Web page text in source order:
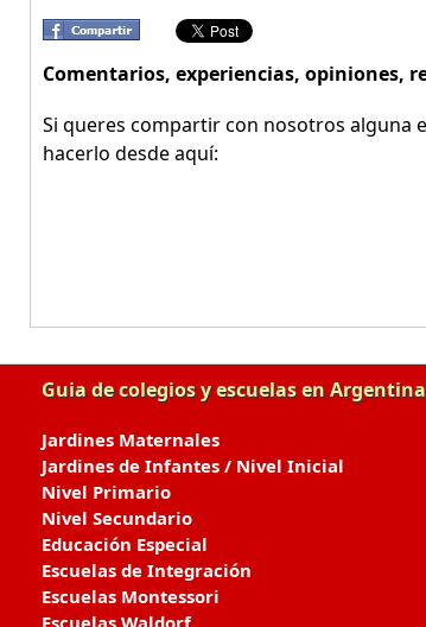
Comentarios, experiencias, opiniones,
Si queres compartir con nosotros alguna
hacerlo desde aquí:
Guia de colegios y escuelas en Argentina
Jardines Maternales
Jardines de Infantes / Nivel Inicial
Nivel Primario
Nivel Secundario
Educación Especial
Escuelas de Integración
Escuelas Montessori
Escuelas Waldorf